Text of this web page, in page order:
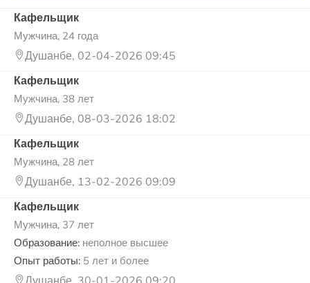
Кафельщик
Мужчина, 24 года
Душанбе, 02-04-2026 09:45
Кафельщик
Мужчина, 38 лет
Душанбе, 08-03-2026 18:02
Кафельщик
Мужчина, 28 лет
Душанбе, 13-02-2026 09:09
Кафельщик
Мужчина, 37 лет
Образование: неполное высшее
Опыт работы: 5 лет и более